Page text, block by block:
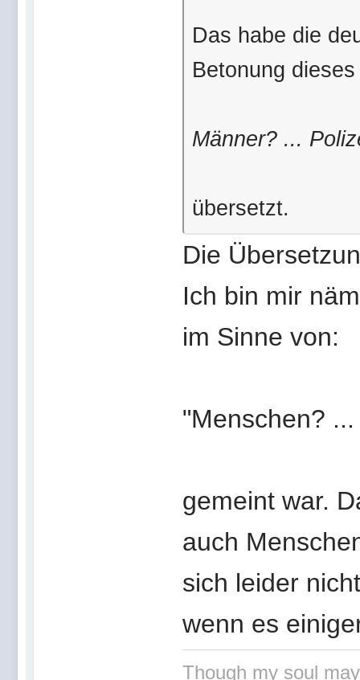
Das habe die
Betonung
Männer? ...
übersetzt.
Die
Ich bin mir
im Sinne von:
"Menschen?
gemeint war.
auch
sich leider
wenn es
Though my soul